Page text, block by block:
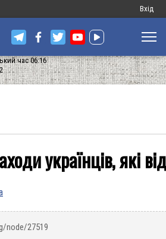
Меню
запису
Вхід
час 06:16
українців, які
node/27519